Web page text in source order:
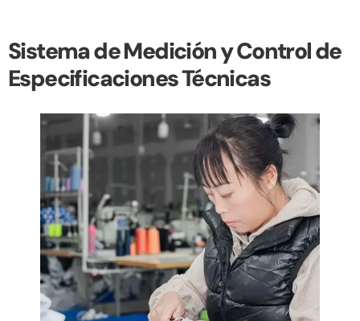
Sistema de Medición y Control de
Especificaciones Técnicas